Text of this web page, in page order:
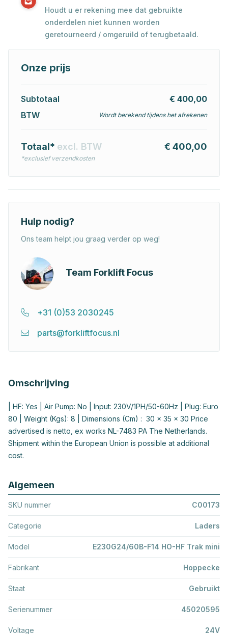
Houdt u er rekening mee dat gebruikte
onderdelen niet kunnen worden
geretourneerd / omgeruild of terugbetaald.
Onze prijs
Subtotaal
€ 400,00
BTW
Wordt berekend tijdens het afrekenen
Totaal* excl. BTW
*exclusief verzendkosten
€ 400,00
Hulp nodig?
Ons team helpt jou graag verder op weg!
Team Forklift Focus
+31 (0)53 2030245
parts@forkliftfocus.nl
Omschrijving
| HF: Yes | Air Pump: No | Input: 230V/1PH/50-60Hz | Plug: Euro
80 | Weight (Kgs): 8 | Dimensions (Cm) : 30 x 35 x 30 Price
advertised is netto, ex works NL-7483 PA The Netherlands.
Shipment within the European Union is possible at additional
cost.
Algemeen
SKU nummer C00173
Categorie Laders
Model E230G24/60B-F14 HO-HF Trak mini
Fabrikant Hoppecke
Staat Gebruikt
Serienummer 45020595
Voltage 24V